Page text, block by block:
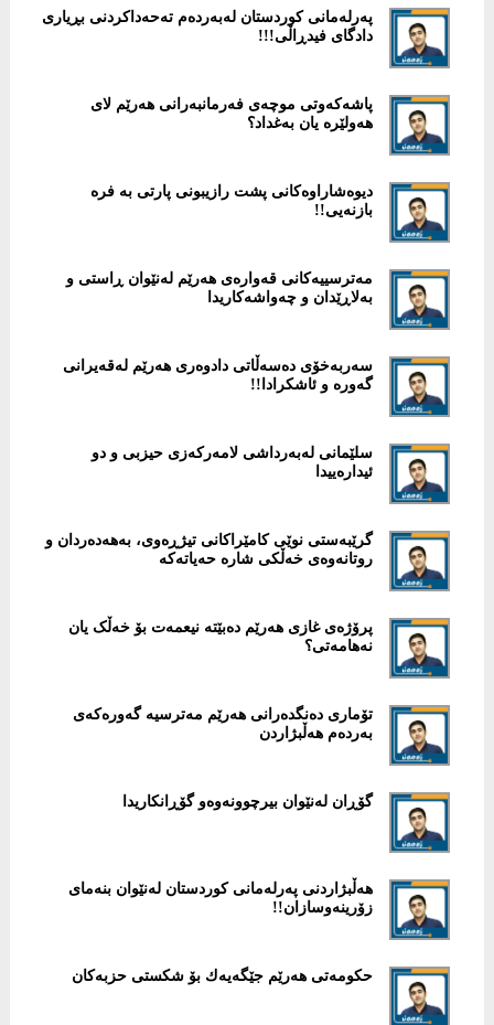
پەرلەمانی كوردستان لەبەردەم تەحەداکردنی بڕیاری
دادگای فیدڕاڵی!!!
پاشەکەوتى موچەى فەرمانبەرانى هەرێم لاى
هەولێرە یان بەغداد؟
دیوەشاراوەكانی پشت رازیبونی پارتی بە فرە
بازنەیی!!
‎مەترسییەكانی قەوارەی هەرێم لەنێوان ڕاستی و
بەلاڕێدان و چەواشەكاریدا
سەربەخۆی دەسەڵاتی دادوەری هەرێم لەقەیرانی
گەورە و ئاشكرادا!!
سلێمانی لەبەرداشی لامەركەزی حیزبی و دو
ئیدارەییدا
گرێبەستی نوێی كامێراكانی تیژڕەوی، بەهەدەردان و
روتانەوەی خەڵكی شارە حەیاتەكە
پرۆژەی غازی هەرێم دەبێتە نیعمەت بۆ خەڵک یان
نەهامەتی؟
تۆماری دەنگدەرانی هەرێم مەترسیە گەورەكەی
بەردەم هەڵبژاردن
گۆڕان لەنێوان بیرچوونەوەو گۆڕانکاریدا
هەڵبژاردنی پەرلەمانی كوردستان لەنێوان بنەمای
زۆرینەوسازان!!
حكومەتی هەرێم جێگەیەك بۆ شكستی حزبەکان